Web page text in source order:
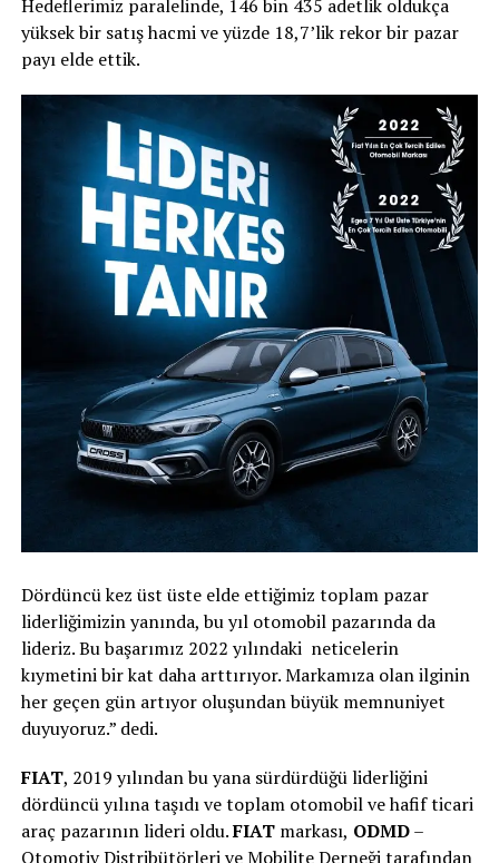
Hedeflerimiz paralelinde, 146 bin 435 adetlik oldukça
yüksek bir satış hacmi ve yüzde 18,7’lik rekor bir pazar
payı elde ettik.
Dördüncü kez üst üste elde ettiğimiz toplam pazar
liderliğimizin yanında, bu yıl otomobil pazarında da
lideriz. Bu başarımız 2022 yılındaki neticelerin
kıymetini bir kat daha arttırıyor. Markamıza olan ilginin
her geçen gün artıyor oluşundan büyük memnuniyet
duyuyoruz.” dedi.
FIAT, 2019 yılından bu yana sürdürdüğü liderliğini
dördüncü yılına taşıdı ve toplam otomobil ve hafif ticari
araç pazarının lideri oldu.FIATmarkası, ODMD–
Otomotiv Distribütörleri ve Mobilite Derneği tarafından